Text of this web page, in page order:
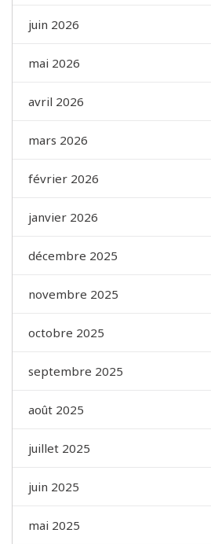
juin 2026
mai 2026
avril 2026
mars 2026
février 2026
janvier 2026
décembre 2025
novembre 2025
octobre 2025
septembre 2025
août 2025
juillet 2025
juin 2025
mai 2025